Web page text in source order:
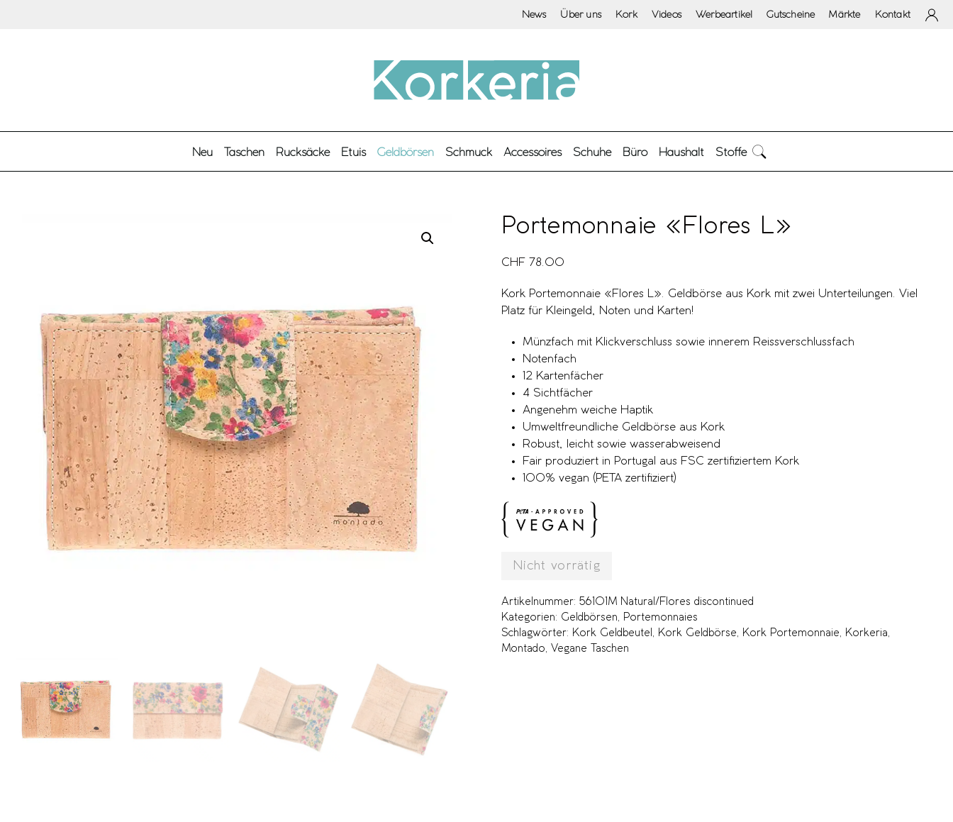
News Über uns Kork Videos Werbeartikel Gutscheine Märkte Kontakt
Neu Taschen Rucksäcke Etuis Geldbörsen Schmuck Accessoires Schuhe Büro Haushalt Stoffe
Portemonnaie «Flores L»
CHF 78.00
Kork Portemonnaie «Flores L». Geldbörse aus Kork mit zwei Unterteilungen. Viel
Platz für Kleingeld, Noten und Karten!
Münzfach mit Klickverschluss sowie innerem Reissverschlussfach
Notenfach
12 Kartenfächer
4 Sichtfächer
Angenehm weiche Haptik
Umweltfreundliche Geldbörse aus Kork
Robust, leicht sowie wasserabweisend
Fair produziert in Portugal aus FSC zertifiziertem Kork
100% vegan (PETA zertifiziert)
Nicht vorrätig
Artikelnummer: 56101M Natural/Flores discontinued
Kategorien: Geldbörsen
Portemonnaies
Schlagwörter: Kork Geldbeutel Kork Geldbörse Kork Portemonnaie Korkeria
Montado
Vegane Taschen